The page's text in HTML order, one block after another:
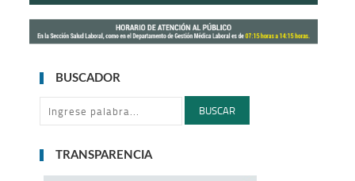
BUSCADOR
BUSCAR
TRANSPARENCIA